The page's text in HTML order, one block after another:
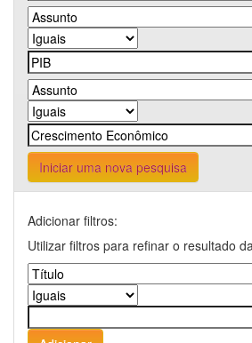
Iniciar uma nova pesquisa
Adicionar filtros:
Utilizar filtros para refinar o resultado